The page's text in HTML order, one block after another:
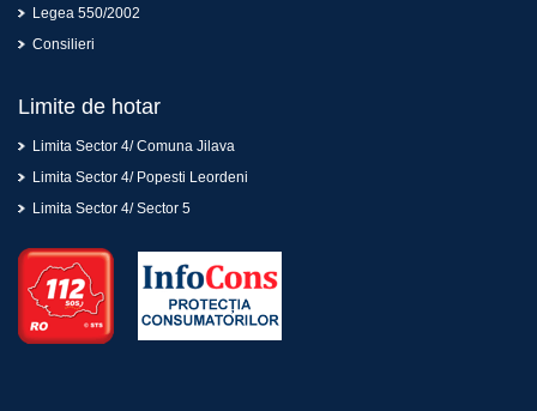
Legea 550/2002
Consilieri
Limite de hotar
Limita Sector 4/ Comuna Jilava
Limita Sector 4/ Popesti Leordeni
Limita Sector 4/ Sector 5